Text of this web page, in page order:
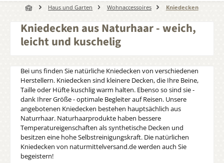
Haus und Garten Wohnaccessoires Kniedecken
Kniedecken aus Naturhaar - weich,
leicht und kuschelig
Bei uns finden Sie natürliche Kniedecken von verschiedenen
Herstellern. Kniedecken sind kleinere Decken, die Ihre Beine,
Taille oder Hüfte kuschlig warm halten. Ebenso so sind sie -
dank Ihrer Größe - optimale Begleiter auf Reisen. Unsere
angebotenen Kniedecken bestehen hauptsächlich aus
Naturrhaar. Naturhaarprodukte haben bessere
Temperatureigenschaften als synthetische Decken und
besitzen eine hohe Selbstreinigungskraft. Die natürlichen
Kniedecken von naturmittelversand.de werden auch Sie
begeistern!